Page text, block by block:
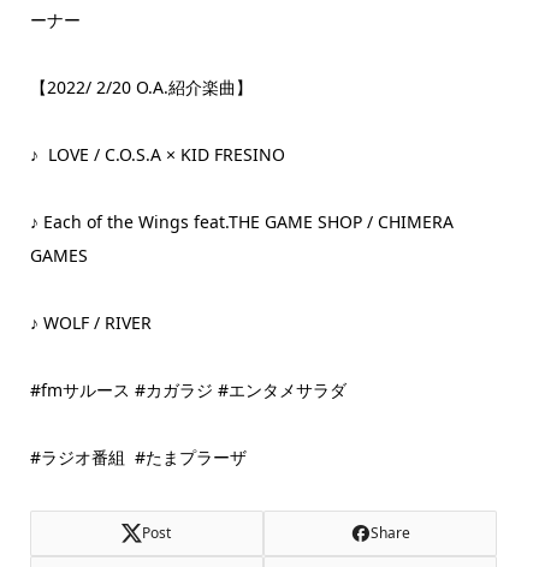
ーナー
【2022/ 2/20 O.A.紹介楽曲】
♪ LOVE / C.O.S.A × KID FRESINO
♪ Each of the Wings feat.THE GAME SHOP / CHIMERA
GAMES
♪ WOLF / RIVER
#fmサルース #カガラジ #エンタメサラダ
#ラジオ番組 #たまプラーザ
Post Share